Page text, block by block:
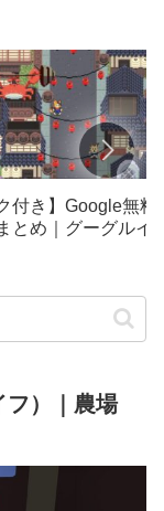
付き】Google無料
とめ｜グーグルイ
）｜農場